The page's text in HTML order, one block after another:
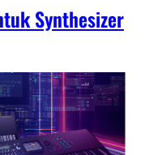
Synthesizer